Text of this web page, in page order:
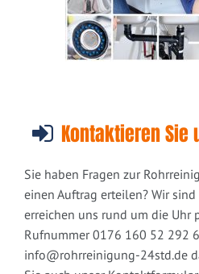
Kontaktieren Sie
Sie haben Fragen zur
einen Auftrag erteilen? Wir
erreichen uns rund um die Uhr
Rufnummer 0176 160 52 292
info@rohrreinigung-24std.de